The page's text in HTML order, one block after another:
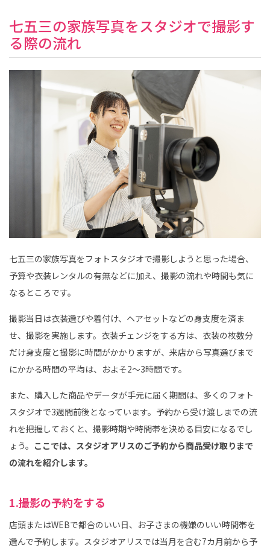
七五三の家族写真をスタジオで撮影す
る際の流れ
七五三の家族写真をフォトスタジオで撮影しようと思った場合、
予算や衣装レンタルの有無などに加え、撮影の流れや時間も気に
なるところです。
撮影当日は衣装選びや着付け、ヘアセットなどの身支度を済ま
せ、撮影を実施します。衣装チェンジをする方は、衣装の枚数分
だけ身支度と撮影に時間がかかりますが、来店から写真選びまで
にかかる時間の平均は、およそ2～3時間です。
また、購入した商品やデータが手元に届く期間は、多くのフォト
スタジオで3週間前後となっています。予約から受け渡しまでの流
れを把握しておくと、撮影時期や時間帯を決める目安になるでし
ょう。 ここでは、スタジオアリスのご予約から商品受け取りまで
の流れを紹介します。
1.撮影の予約をする
店頭またはWEBで都合のいい日、お子さまの機嫌のいい時間帯を
選んで予約します。スタジオアリスでは当月を含む7カ月前から予